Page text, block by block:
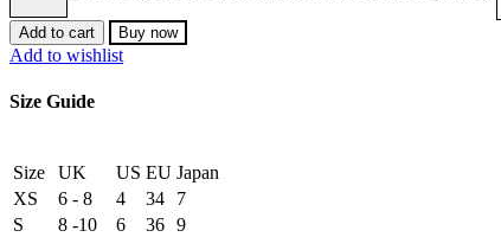
Add to cart Buy now
Add to wishlist
Size Guide
Size UK US EU Japan
XS
6 - 8 4 34
7
S
8 -10 6 36 9